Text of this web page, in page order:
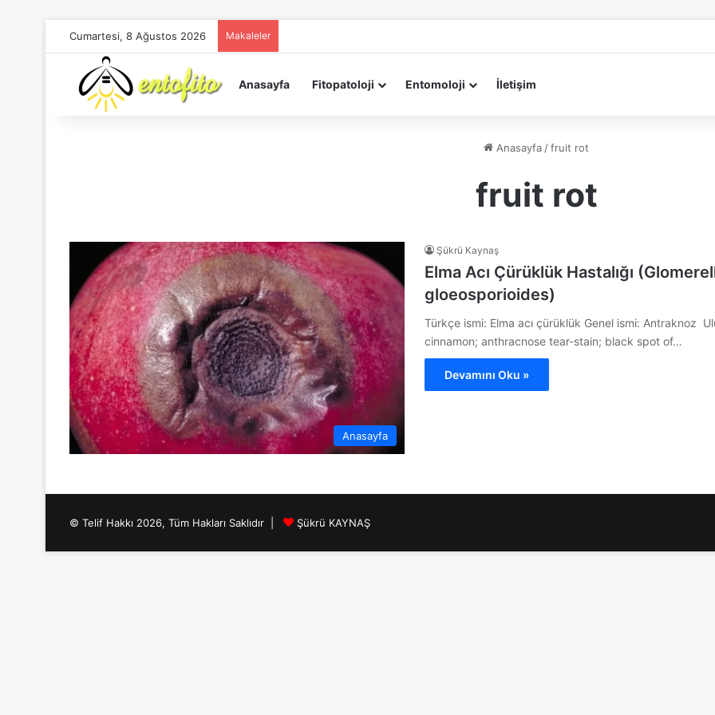
Cumartesi, 8 Ağustos 2026 Makaleler
Anasayfa Fitopatoloji Entomoloji İletişim
Anasayfa /fruit rot
fruit rot
Anasayfa
Şükrü Kaynaş
Elma Acı Çürüklük Hastalığı
gloeosporioides)
Türkçe ismi: Elma acı çürüklük Genel ismi: Antraknoz
cinnamon; anthracnose tear-stain; black spot of…
Devamını Oku »
© Telif Hakkı 2026, Tüm Hakları Saklıdır | Şükrü KAYNAŞ